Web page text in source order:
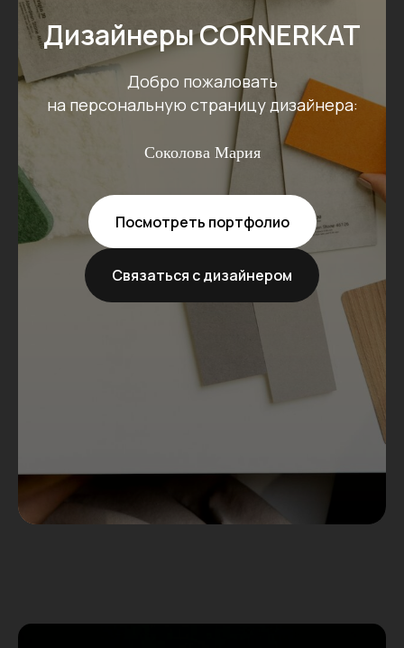
Дизайнеры CORNERKAT
Добро пожаловать
на персональную страницу дизайнера:
Соколова Мария
Посмотреть портфолио
Связаться с дизайнером